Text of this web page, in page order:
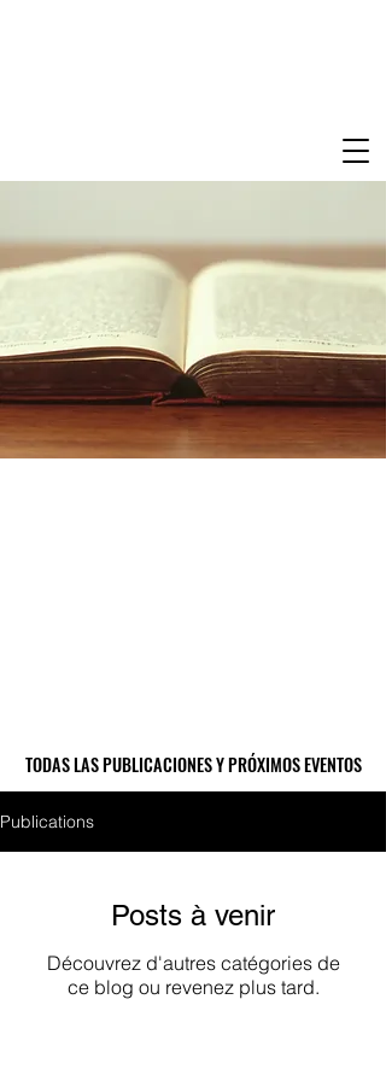
TODAS LAS PUBLICACIONES Y PRÓXIMOS EVENTOS
TODAS LAS PUBLICACIONES Y PRÓXIMOS EVENTOS
Publications
Posts à venir
Découvrez d'autres catégories de
ce blog ou revenez plus tard.